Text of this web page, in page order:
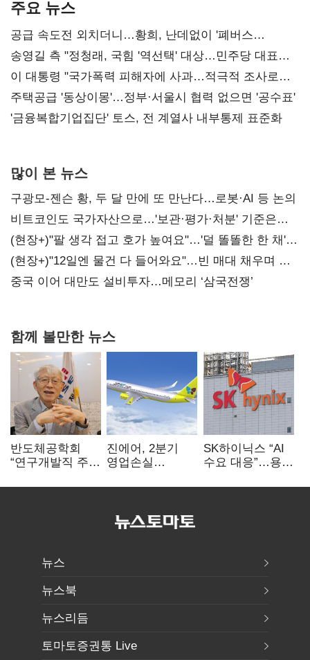
주요 뉴스
공급 속도전 외치더니…황희, 난데없이 '폐버스
리모델링' 제안
송영길 측 "정청래, 국힘 '역선택' 대상…민주당 대표로
총선 지휘 못해"
이 대통령 "국가폭력 피해자에 사과…적극적 조사로
진실 밝혀야"
주택공급 '동상이몽'…정부·서울시 협력 없으면 '공수표'
'금융복합기업집단' 토스, 전 계열사 내부통제 표준화
많이 본 뉴스
구광모-젠슨 황, 두 달 만에 또 만난다…로봇·AI 등 논의
비트코인도 국가자산으로…'보관·평가·처분' 기준은
숙제
(현장+)"팔 생각 접고 호가 높여요"…'덜 똘똘한 한 채'
20억 키맞추기
(현장+)"12일엔 물건 다 들어와요"…빈 매대 채우며 문
연 홈플러스
중국 이어 대만도 설비투자…메모리 ‘삼국전쟁’
함께 볼만한 뉴스
반도체공학회
“연구개발직 주
개선해야”
진에어, 2분기
영업손실
상승 여파
SK하이닉스 “AI
수요 대응”…용인
투자
뉴스
뉴스북
뉴스리듬
토마토증권통 Live